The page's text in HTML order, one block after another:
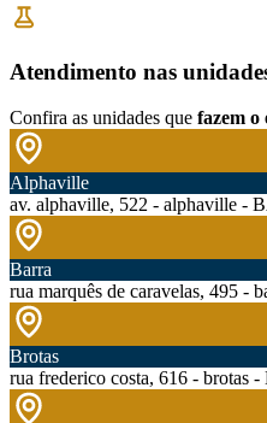
Atendimento nas
Confira as unidades que fazem o
Alphaville
av. alphaville, 522 - alphaville -
Barra
rua marquês de caravelas, 495 -
Brotas
rua frederico costa, 616 - brotas -